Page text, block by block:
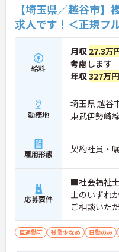
【埼玉県／越谷市
求人です！＜正規フ
給料
月収 27.3万
考慮します
年収327万円
勤務地
埼玉県 越谷
東武伊勢崎
雇用形態 契約社員・
応募要件
■社会福祉
士のいずれ
ご相談いた
車通勤可 残業少なめ 日勤のみ